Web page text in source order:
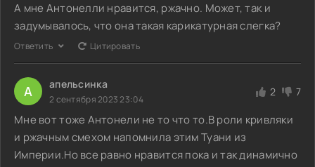
А мне Антонелли нравится, ржачно. Может, так и
задумывалось, что она такая карикатурная слегка?
Ответить Цитировать
А апельсинка
2 сентября 2023 23:04
2 7
Мне вот тоже Антонели не то что то.В роли кривляки
и ржачным смехом напомнила этим Туани из
Империи.Но все равно нравится пока и так динамично